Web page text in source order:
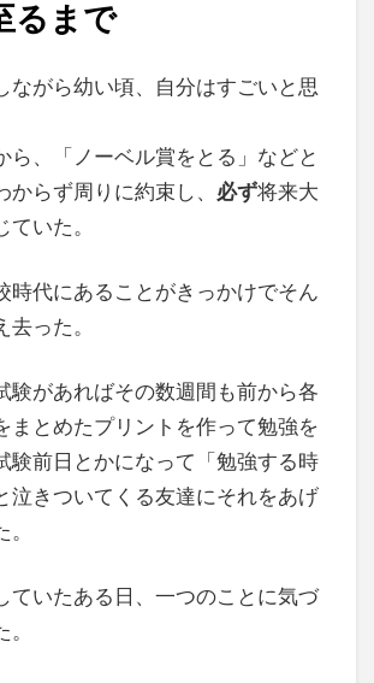
るまで
ながら幼い頃、自分はすごいと思
ら、「ノーベル賞をとる」などと
からず周りに約束し、 必ず将来大
ていた。
時代にあることがきっかけでそん
去った。
験があればその数週間も前から各
まとめたプリントを作って勉強を
験前日とかになって「勉強する時
泣きついてくる友達にそれをあげ
ていたある日、一つのことに気づ